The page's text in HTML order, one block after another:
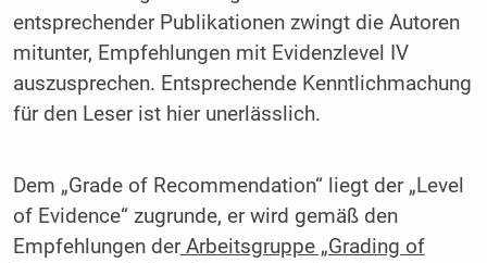
entsprechender Publikationen zwingt die Autoren
mitunter, Empfehlungen mit Evidenzlevel IV
auszusprechen. Entsprechende Kenntlichmachung
für den Leser ist hier unerlässlich.
Dem „Grade of Recommendation“ liegt der „Level
of Evidence“ zugrunde, er wird gemäß den
Empfehlungen derArbeitsgruppe „Grading of